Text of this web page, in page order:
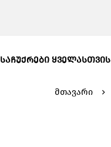
ᲡᲐᲩᲣᲥᲠᲔᲑᲘ ᲧᲕᲔᲚᲐᲡᲗᲕᲘᲡ
მთავარი